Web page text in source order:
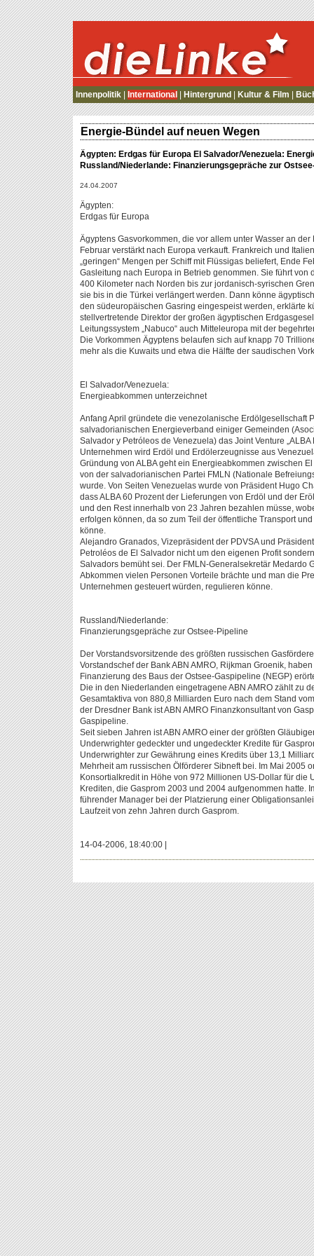
die Linke
Innenpolitik International Hintergrund Kultur & Film
Energie-Bündel auf neuen Wegen
Ägypten: Erdgas für Europa El Salvador/Venezuela:
Russland/Niederlande: Finanzierungsgepräche zur
24.04.2007
Ägypten:
Erdgas für Europa
Ägyptens Gasvorkommen, die vor allem unter Wasser an
Februar verstärkt nach Europa verkauft. Frankreich und
„geringen“ Mengen per Schiff mit Flüssigas beliefert, Ende
Gasleitung nach Europa in Betrieb genommen. Sie führt von
400 Kilometer nach Norden bis zur jordanisch-syrischen
sie bis in die Türkei verlängert werden. Dann könne
den südeuropäischen Gasring eingespeist werden, erklärte
stellvertretende Direktor der großen ägyptischen
Leitungssystem „Nabuco“ auch Mitteleuropa mit der
Die Vorkommen Ägyptens belaufen sich auf knapp 70
mehr als die Kuwaits und etwa die Hälfte der saudischen
El Salvador/Venezuela:
Energieabkommen unterzeichnet
Anfang April gründete die venezolanische Erdölgesellschaft
salvadorianischen Energieverband einiger Gemeinden
Salvador y Petróleos de Venezuela) das Joint Venture
Unternehmen wird Erdöl und Erdölerzeugnisse aus
Gründung von ALBA geht ein Energieabkommen zwischen
von der salvadorianischen Partei FMLN (Nationale
wurde. Von Seiten Venezuelas wurde von Präsident Hugo
dass ALBA 60 Prozent der Lieferungen von Erdöl und der
und den Rest innerhalb von 23 Jahren bezahlen müsse,
erfolgen können, da so zum Teil der öffentliche Transport
könne.
Alejandro Granados, Vizepräsident der PDVSA und
Petroléos de El Salvador nicht um den eigenen Profit
Salvadors bemüht sei. Der FMLN-Generalsekretär Medardo
Abkommen vielen Personen Vorteile brächte und man die
Unternehmen gesteuert würden, regulieren könne.
Russland/Niederlande:
Finanzierungsgepräche zur Ostsee-Pipeline
Der Vorstandsvorsitzende des größten russischen
Vorstandschef der Bank ABN AMRO, Rijkman Groenik,
Finanzierung des Baus der Ostsee-Gaspipeline (NEGP)
Die in den Niederlanden eingetragene ABN AMRO zählt zu
Gesamtaktiva von 880,8 Milliarden Euro nach dem Stand
der Dresdner Bank ist ABN AMRO Finanzkonsultant von
Gaspipeline.
Seit sieben Jahren ist ABN AMRO einer der größten
Underwrighter gedeckter und ungedeckter Kredite für
Underwrighter zur Gewährung eines Kredits über 13,1
Mehrheit am russischen Ölförderer Sibneft bei. Im Mai 2005
Konsortialkredit in Höhe von 972 Millionen US-Dollar für die
Krediten, die Gasprom 2003 und 2004 aufgenommen hatte.
führender Manager bei der Platzierung einer
Laufzeit von zehn Jahren durch Gasprom.
14-04-2006, 18:40:00 |